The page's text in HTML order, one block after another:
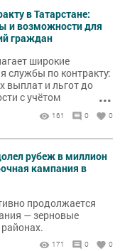
переключается с
подготовку запасов.
в Татарстане:
и возможности для
граждан
широкие
службы по контракту:
выплат и льгот до
с учётом
и
Рассказываем,
рассчитывать, а
контракт
...
161 0 0
рубеж в миллион
кампания в
продолжается
— зерновые
171 0 0